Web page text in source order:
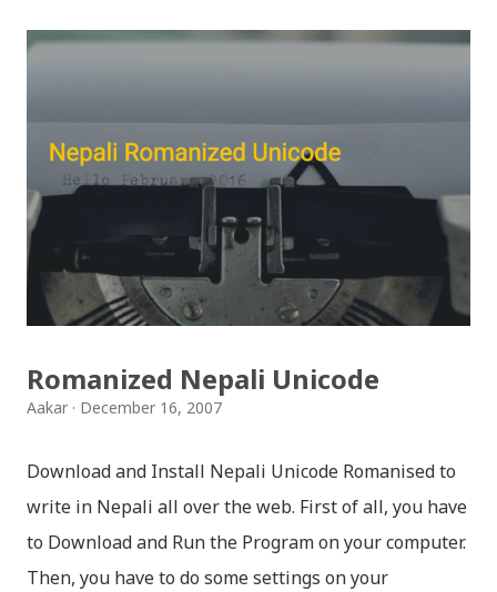
Download the file and search your ‘symbol number’.
can follow THT (symbol no. and birth date required).
Download SLC Result 2066/2067 (2009-2010) :
REGULAR: EXEMPTED: Distinction --------------- First
division First division Second Division Second
Division Third Division Third Division Withheld
Withheld ...
Romanized Nepali Unicode
Aakar December 16, 2007
Download and Install Nepali Unicode Romanised to
write in Nepali all over the web. First of all, you have
to Download and Run the Program on your computer.
Then, you have to do some settings on your